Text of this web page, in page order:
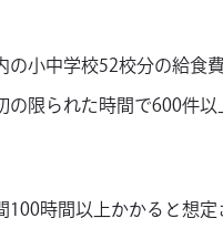
の小中学校52校分の給食
の限られた時間で600件
100時間以上かかると想定